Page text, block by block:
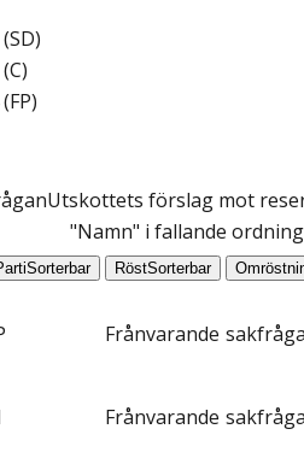
(SD)
(C)
(FP)
Utskottets förslag mot
"Namn" i fallande ordning
Sorterbar RöstSorterbar
Frånvarande
Frånvarande